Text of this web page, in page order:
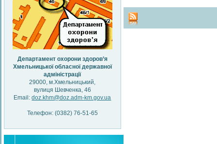
Департамент охорони здоров’я
Хмельницької обласної державної
адміністрації
29000, м.Хмельницький,
вулиця Шевченка, 46
Email:doz.khm@doz.adm-km.gov.ua
Телефон: (0382) 76-51-65